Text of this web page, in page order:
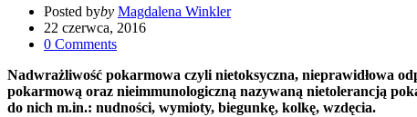
Posted byby Magdalena Winkler
22 czerwca, 2016
0 Comments
Nadwrażliwość pokarmowa czyli nietoksyczna, nieprawidłowa
pokarmową oraz nieimmunologiczną nazywaną nietolerancją
do nich m.in.: nudności, wymioty, biegunkę, kolkę, wzdęcia.